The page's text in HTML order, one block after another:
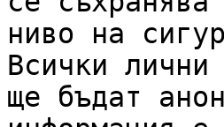
ниво на
Всички
ще бъдат